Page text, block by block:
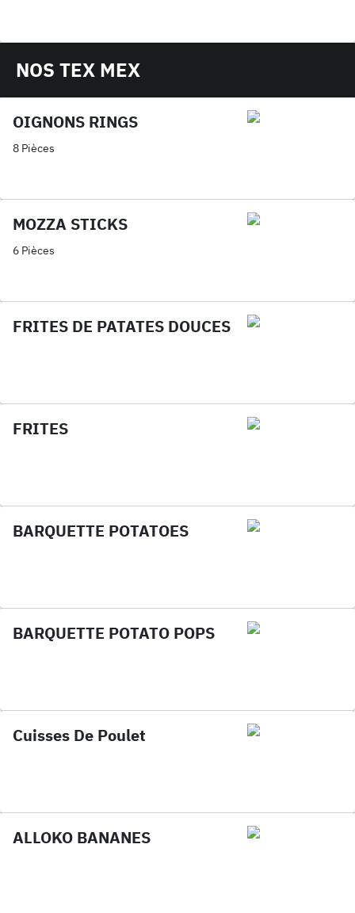
NOS TEX MEX
OIGNONS RINGS
8 Pièces
MOZZA STICKS
6 Pièces
FRITES DE PATATES DOUCES
FRITES
BARQUETTE POTATOES
BARQUETTE POTATO POPS
Cuisses De Poulet
ALLOKO BANANES